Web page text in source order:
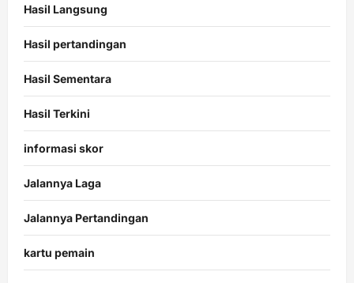
Hasil Langsung
Hasil pertandingan
Hasil Sementara
Hasil Terkini
informasi skor
Jalannya Laga
Jalannya Pertandingan
kartu pemain